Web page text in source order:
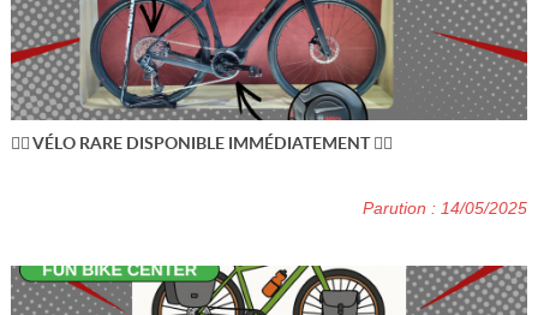
🚴‍♂️ VÉLO RARE DISPONIBLE IMMÉDIATEMENT 🚴‍♂️
Parution : 14/05/2025